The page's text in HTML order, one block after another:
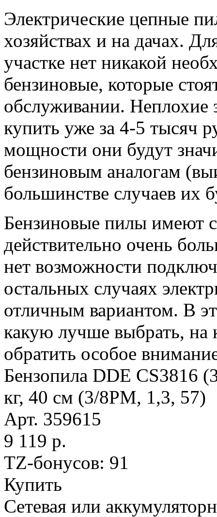
Электрические цепные
хозяйствах и на дачах.
участке нет никакой
бензиновые, которые
обслуживании. Неплохие
купить уже за 4-5 тысяч
мощности они будут
бензиновым аналогам
большинстве случаев их
Бензиновые пилы имеют
действительно очень
нет возможности
остальных случаях
отличным вариантом. В
какую лучше выбрать, на
обратить особое
Бензопила DDE CS3816
кг, 40 см (3/8РМ, 1,3, 57)
Арт. 359615
9 119 р.
TZ-бонусов: 91
Купить
Сетевая или